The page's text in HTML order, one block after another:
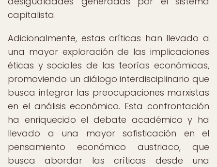
capitalista.
Adicionalmente, estas críticas han llevado a
una mayor exploración de las implicaciones
éticas y sociales de las teorías económicas,
promoviendo un diálogo interdisciplinario que
busca integrar las preocupaciones marxistas
en el análisis económico. Esta confrontación
ha enriquecido el debate académico y ha
llevado a una mayor sofisticación en el
pensamiento económico austriaco, que
busca abordar las críticas desde una